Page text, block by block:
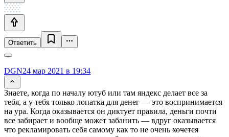
Ответить
DGN24 мар 2021 в 19:34
Знаете, когда по началу ютуб или там яндекс делает все за
тебя, а у тебя только лопатка для денег — это воспринимается
на ура. Когда оказывается он диктует правила, деньги почти
все забирает и вообще может забанить — вдруг оказывается
что рекламировать себя самому как то не очень хочется